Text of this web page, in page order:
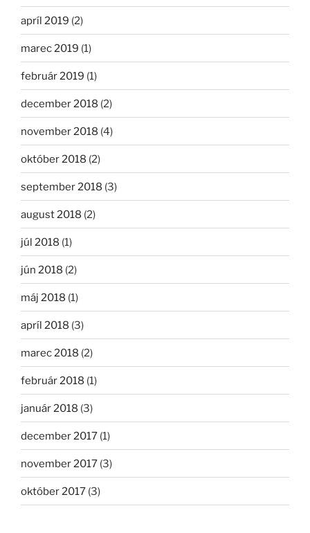
apríl 2019 (2)
marec 2019 (1)
február 2019 (1)
december 2018 (2)
november 2018 (4)
október 2018 (2)
september 2018 (3)
august 2018 (2)
júl 2018 (1)
jún 2018 (2)
máj 2018 (1)
apríl 2018 (3)
marec 2018 (2)
február 2018 (1)
január 2018 (3)
december 2017 (1)
november 2017 (3)
október 2017 (3)